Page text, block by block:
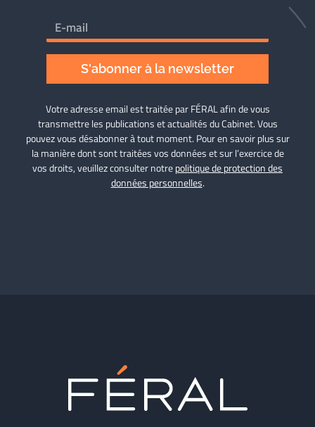
S'abonner à la newsletter
Votre adresse email est traitée par FÉRAL afin de vous
transmettre les publications et actualités du Cabinet. Vous
pouvez vous désabonner à tout moment. Pour en savoir plus sur
la manière dont sont traitées vos données et sur l’exercice de
vos droits, veuillez consulter notrepolitique de protection des
données personnelles.